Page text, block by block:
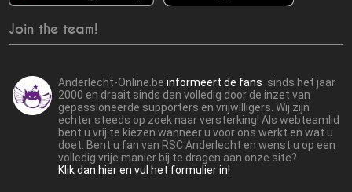
Join the team!
Anderlecht-Online.beinformeert de fans sinds het jaar
2000 en draait sinds dan volledig door de inzet van
gepassioneerde supporters en vrijwilligers. Wij zijn
echter steeds op zoek naar versterking! Als webteamlid
bent u vrij te kiezen wanneer u voor ons werkt en wat u
doet. Bent u fan van RSC Anderlecht en wenst u op een
volledig vrije manier bij te dragen aan onze site?
Klik dan hier en vul het formulier in!